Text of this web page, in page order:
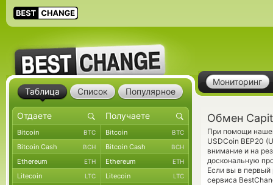
Мониторинг
Обмен
При помощи
USDCoin BEP20
внимание и на
доскональную
Если вы в первый
сервиса
Таблица Список Популярное
Bitcoin BTC Bitcoin BTC
Bitcoin Cash BCH Bitcoin Cash BCH
Ethereum ETH Ethereum ETH
Litecoin LTC Litecoin LTC